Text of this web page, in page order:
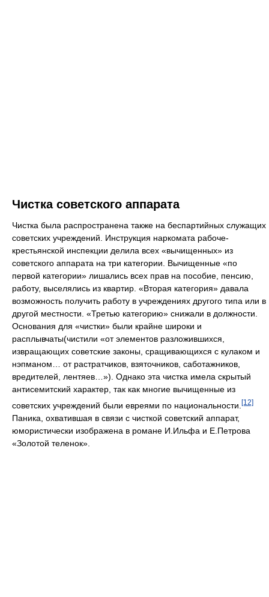
Чистка советского аппарата
Чистка была распространена также на беспартийных служащих
советских учреждений. Инструкция наркомата рабоче-
крестьянской инспекции делила всех «вычищенных» из
советского аппарата на три категории. Вычищенные «по
первой категории» лишались всех прав на пособие, пенсию,
работу, выселялись из квартир. «Вторая категория» давала
возможность получить работу в учреждениях другого типа или в
другой местности. «Третью категорию» снижали в должности.
Основания для «чистки» были крайне широки и
расплывчаты(чистили «от элементов разложившихся,
извращающих советские законы, сращивающихся с кулаком и
нэпманом… от растратчиков, взяточников, саботажников,
вредителей, лентяев…»). Однако эта чистка имела скрытый
антисемитский характер, так как многие вычищенные из
советских учреждений были евреями по национальности. [12]
Паника, охватившая в связи с чисткой советский аппарат,
юмористически изображена в романе И.Ильфа и Е.Петрова
«Золотой теленок».